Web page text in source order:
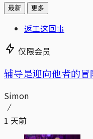
最新 更多
返工这回事
仅限会员
辅导是迎向他者的
Simon
1 天前